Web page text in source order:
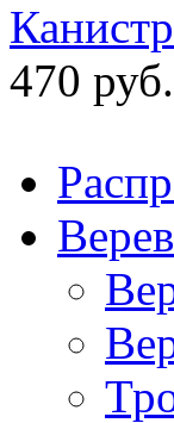
470 руб.